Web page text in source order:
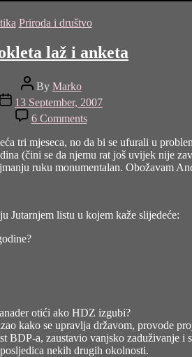
Categories
Priroda i društvo
laž i anketa
Post
author
By Marko
Post
date
13 September, 2007
6 Commentson
Laž,
prokleta
laž
i
tri mjeseca, no da bi se ufurali u
(čini se da njemu rat još uvijek nije
ruku monumentalan. Obožavam
Jutarnjem listu u kojem kaže slijedeće:
otići ako HDZ izgubi?
kako se upravlja državom, provode
a, zaustavio vanjsko zaduživanje
nekih drugih okolnosti.